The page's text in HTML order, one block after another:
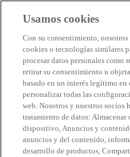
Empresas Biosphere
Cómo valoramos
Quienes somos
ES
English
Português
Français
Català
Deutsch
Türkçe
Usamos cookies
Con su consentimiento,
cookies o tecnologías similares
procesar datos personales como
retirar su consentimiento u
basado en un interés legítimo
personalizar todas las
web. Nosotros y nuestros socios
tratamiento de datos: Almacenar
dispositivo, Anuncios y
anuncios y del contenido,
desarrollo de productos,